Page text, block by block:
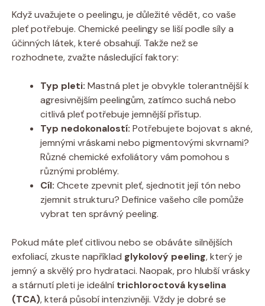
Když uvažujete o peelingu, je důležité vědět, co vaše
pleť potřebuje. Chemické peelingy se liší podle síly a
účinných látek, které obsahují. Takže než se
rozhodnete, zvažte následující faktory:
Typ pleti: Mastná plet je obvykle tolerantnější k
agresivnějším peelingům, zatímco suchá nebo
citlivá pleť potřebuje jemnější přístup.
Typ nedokonalostí: Potřebujete bojovat s akné,
jemnými vráskami nebo pigmentovými skvrnami?
Různé chemické exfoliátory vám pomohou s
různými problémy.
Cíl: Chcete zpevnit pleť, sjednotit její tón nebo
zjemnit strukturu? Definice vašeho cíle pomůže
vybrat ten správný peeling.
Pokud máte pleť citlivou nebo se obáváte silnějších
exfoliací, zkuste například glykolový peeling, který je
jemný a skvělý pro hydrataci. Naopak, pro hlubší vrásky
a stárnutí pleti je ideální trichloroctová kyselina
(TCA), která působí intenzivněji. Vždy je dobré se